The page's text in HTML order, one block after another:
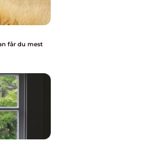
får du mest